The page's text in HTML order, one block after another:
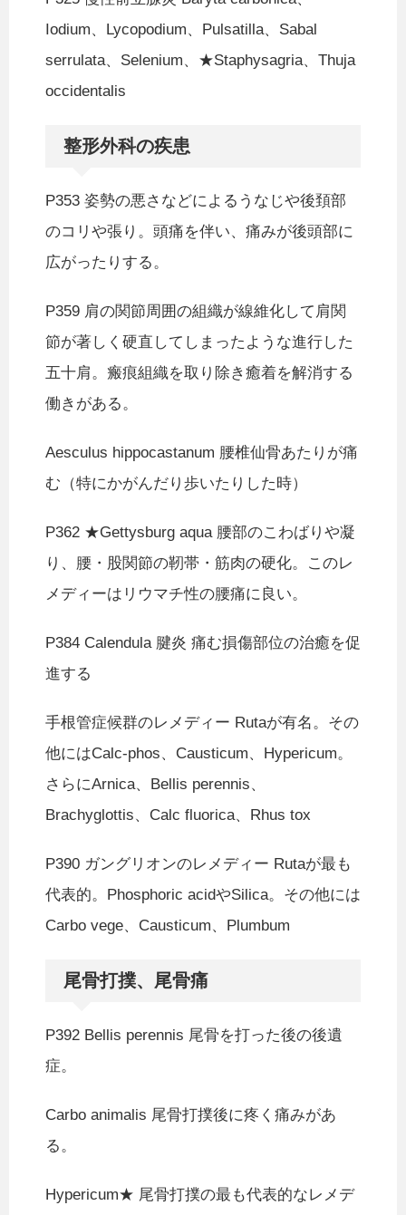
Iodium、Lycopodium、Pulsatilla、Sabal
serrulata、Selenium、★Staphysagria、Thuja
occidentalis
整形外科の疾患
P353 姿勢の悪さなどによるうなじや後頚部
のコリや張り。頭痛を伴い、痛みが後頭部に
広がったりする。
P359 肩の関節周囲の組織が線維化して肩関
節が著しく硬直してしまったような進行した
五十肩。瘢痕組織を取り除き癒着を解消する
働きがある。
Aesculus hippocastanum 腰椎仙骨あたりが痛
む（特にかがんだり歩いたりした時）
P362 ★Gettysburg aqua 腰部のこわばりや凝
り、腰・股関節の靭帯・筋肉の硬化。このレ
メディーはリウマチ性の腰痛に良い。
P384 Calendula 腱炎 痛む損傷部位の治癒を促
進する
手根管症候群のレメディー Rutaが有名。その
他にはCalc-phos、Causticum、Hypericum。
さらにArnica、Bellis perennis、
Brachyglottis、Calc fluorica、Rhus tox
P390 ガングリオンのレメディー Rutaが最も
代表的。Phosphoric acidやSilica。その他には
Carbo vege、Causticum、Plumbum
尾骨打撲、尾骨痛
P392 Bellis perennis 尾骨を打った後の後遺
症。
Carbo animalis 尾骨打撲後に疼く痛みがあ
る。
Hypericum★ 尾骨打撲の最も代表的なレメデ